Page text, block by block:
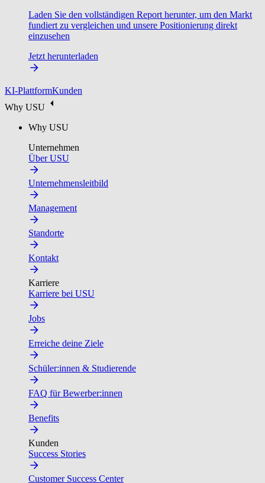
Laden Sie den vollständigen Report herunter, um den Markt
fundiert zu vergleichen und unsere Positionierung direkt
einzusehen
Jetzt herunterladen
KI-PlattformKunden
Why USU
Why USU
Unternehmen
Über USU
Unternehmensleitbild
Management
Standorte
Kontakt
Karriere
Karriere bei USU
Jobs
Erreiche deine Ziele
Schüler:innen & Studierende
FAQ für Bewerber:innen
Benefits
Kunden
Success Stories
Customer Success Center